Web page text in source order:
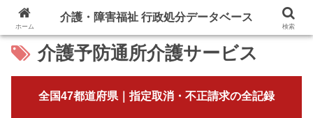
介護予防通所介護サービス
全国47都道府県｜指定取消・不正請求の全記録
ホーム
介護・障害福祉 行政処分データベース
検索